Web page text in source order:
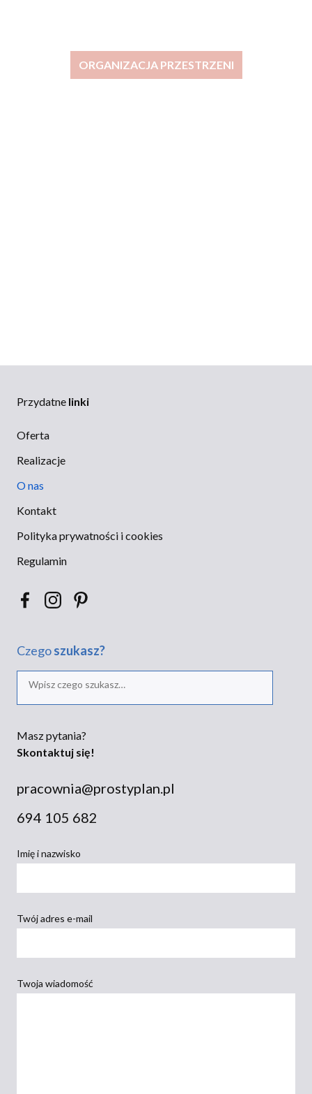
ORGANIZACJA PRZESTRZENI
Przydatne linki
Oferta
Realizacje
O nas
Kontakt
Polityka prywatności i cookies
Regulamin
Czegoszukasz?
Masz pytania?
Skontaktuj się!
pracownia@prostyplan.pl
694 105 682
Imię i nazwisko
Twój adres e-mail
Twoja wiadomość